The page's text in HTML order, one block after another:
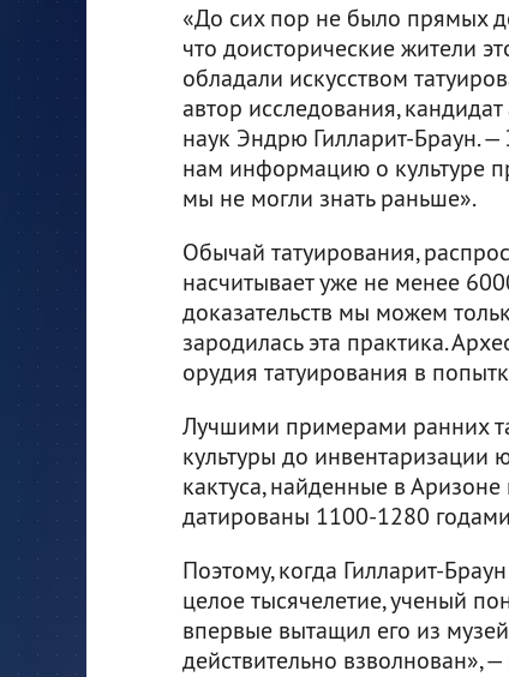
«До сих пор не было прямых
что доисторические жители
обладали искусством
автор исследования,
наук Эндрю Гилларит-Браун. —
нам информацию о культуре
мы не могли знать раньше».
Обычай татуирования,
насчитывает уже не менее
доказательств мы можем
зародилась эта практика.
орудия татуирования в
Лучшими примерами ранних
культуры до инвентаризации
кактуса, найденные в
датированы 1100-1280
Поэтому, когда Гилларит-
целое тысячелетие, ученый
впервые вытащил его из
действительно взволнован»,